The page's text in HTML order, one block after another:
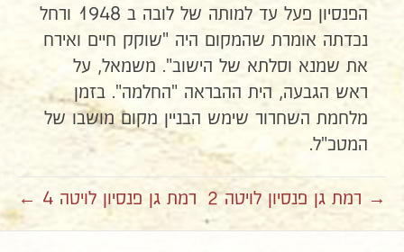
הפנסיון פעל עד למותה של לובה ב 1948 ורחל
נכדתה אומרת שהמקום היה "שוקק חיים ואירח
את שמנא וסלתא של הישוב". משמאל, על
ראש הגבעה, הית ההבראה "החלמה". בזמן
מלחמת השחרור שימש הבניין מקום מושבו של
המטכ"ל.
→ רמת גן פנסיון לויטה 2 רמת גן פנסיון לויטה 4 ←